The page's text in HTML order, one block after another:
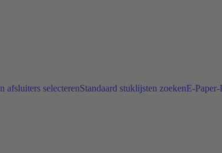
afsluiters selecterenStandaard stuklijsten zoekenE-Paper-